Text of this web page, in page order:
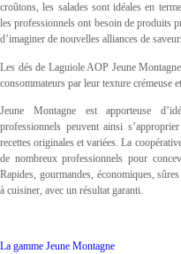
croûtons, les salades sont idéales en
les professionnels ont besoin de produits
d’imaginer de nouvelles alliances de
Les dés de Laguiole AOP Jeune
consommateurs par leur texture crémeuse
Jeune Montagne est apporteuse
professionnels peuvent ainsi
recettes originales et variées. La
de nombreux professionnels pour
Rapides, gourmandes, économiques,
à cuisiner, avec un résultat garanti.
La gamme Jeune Montagne